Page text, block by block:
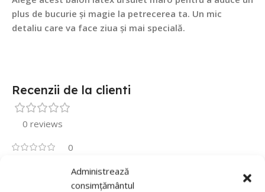
Administrează
consimțământul
plus de bucurie și magie la petrecerea ta. Un mic
detaliu care va face ziua și mai specială.
Recenzii de la clienti
0 reviews
0
0